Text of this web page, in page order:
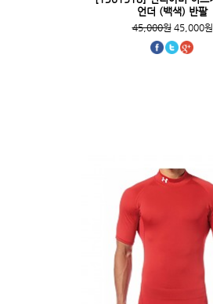
언더 (백색) 반팔
45,000원45,000원